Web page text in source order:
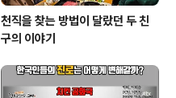
천직을 찾는 방법이 달랐던 두 친
구의 이야기